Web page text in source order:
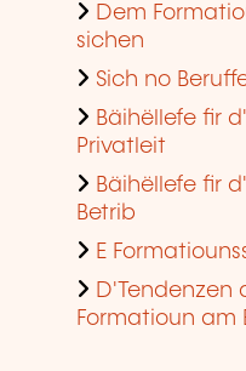
Dem
sichen
Sich no
Bäihëllefe fir
Privatleit
Bäihëllefe fir
Betrib
E
D'Tendenzen
Formatioun am